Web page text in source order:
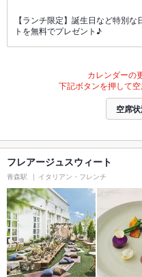
【ランチ限定】誕生日など特別
トを無料でプレゼント♪
カレンダーの
下記ボタンを押して空
空席
フレアージュスウィート
青森駅 イタリアン・フレンチ